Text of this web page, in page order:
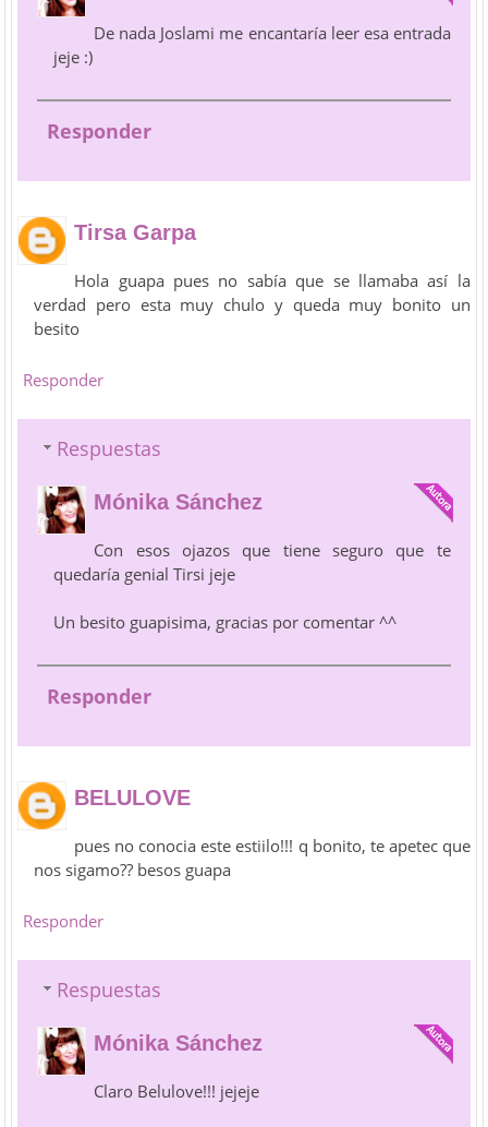
De nada Joslami me encantaría leer esa entrada
jeje :)
Responder
Tirsa Garpa
Hola guapa pues no sabía que se llamaba así la
verdad pero esta muy chulo y queda muy bonito un
besito
Responder
Respuestas
Mónika Sánchez
Con esos ojazos que tiene seguro que te
quedaría genial Tirsi jeje
Un besito guapisima, gracias por comentar ^^
Responder
BELULOVE
pues no conocia este estiilo!!! q bonito, te apetec que
nos sigamo?? besos guapa
Responder
Respuestas
Mónika Sánchez
Claro Belulove!!! jejeje